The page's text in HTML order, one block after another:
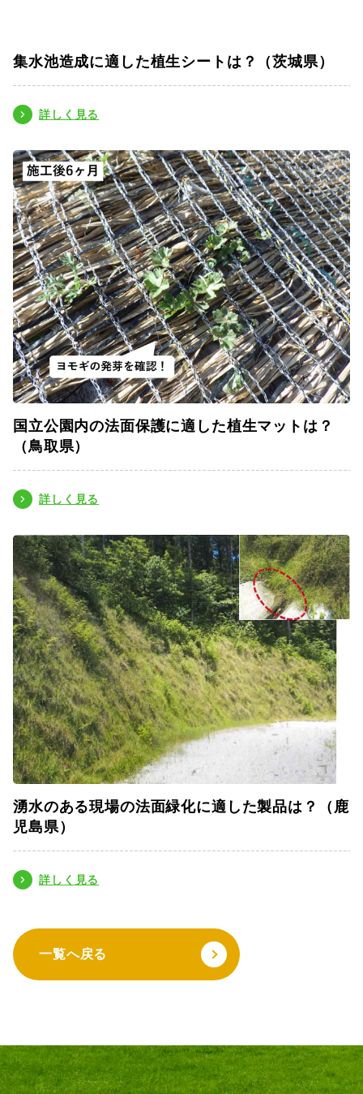
集水池造成に適した植生シートは？（茨城県）
詳しく見る
国立公園内の法面保護に適した植生マットは？
（鳥取県）
詳しく見る
湧水のある現場の法面緑化に適した製品は？（鹿
児島県）
詳しく見る
一覧へ戻る